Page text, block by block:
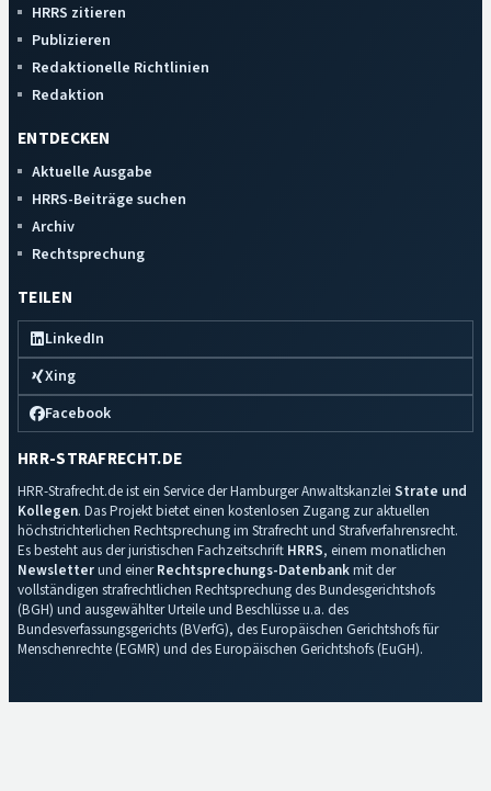
HRRS zitieren
Publizieren
Redaktionelle Richtlinien
Redaktion
ENTDECKEN
Aktuelle Ausgabe
HRRS-Beiträge suchen
Archiv
Rechtsprechung
TEILEN
LinkedIn
Xing
Facebook
HRR-STRAFRECHT.DE
HRR-Strafrecht.de ist ein Service der Hamburger Anwaltskanzlei Strate und
Kollegen. Das Projekt bietet einen kostenlosen Zugang zur aktuellen
höchstrichterlichen Rechtsprechung im Strafrecht und Strafverfahrensrecht.
Es besteht aus der juristischen Fachzeitschrift HRRS, einem monatlichen
Newsletterund einerRechtsprechungs-Datenbankmit der
vollständigen strafrechtlichen Rechtsprechung des Bundesgerichtshofs
(BGH) und ausgewählter Urteile und Beschlüsse u.a. des
Bundesverfassungsgerichts (BVerfG), des Europäischen Gerichtshofs für
Menschenrechte (EGMR) und des Europäischen Gerichtshofs (EuGH).